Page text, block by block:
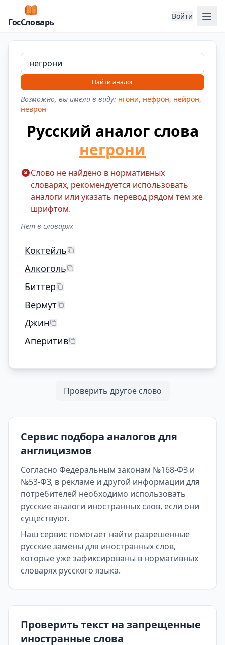
ГосСловарь
Войти
Найти аналог
Возможно, вы имели в виду: нгони, нефрон, нейрон,
неврон
Русский аналог слова
негрони
Слово не найдено в нормативных
словарях, рекомендуется использовать
аналоги или указать перевод рядом тем же
шрифтом.
Нет в словарях
Коктейль
Алкоголь
Биттер
Вермут
Джин
Аперитив
Проверить другое слово
Сервис подбора аналогов для
англицизмов
Согласно Федеральным законам №168-ФЗ и
№53-ФЗ, в рекламе и другой информации для
потребителей необходимо использовать
русские аналоги иностранных слов, если они
существуют.
Наш сервис помогает найти разрешенные
русские замены для иностранных слов,
которые уже зафиксированы в нормативных
словарях русского языка.
Проверить текст на запрещенные
иностранные слова